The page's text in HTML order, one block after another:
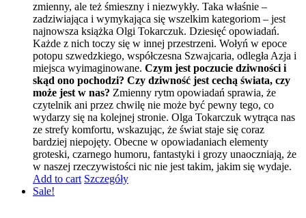
zmienny, ale też śmieszny i niezwykły. Taka właśnie –
zadziwiająca i wymykająca się wszelkim kategoriom – jest
najnowsza książka Olgi Tokarczuk. Dziesięć opowiadań.
Każde z nich toczy się w innej przestrzeni. Wołyń w epoce
potopu szwedzkiego, współczesna Szwajcaria, odległa Azja i
miejsca wyimaginowane. Czym jest poczucie dziwności i
skąd ono pochodzi? Czy dziwność jest cechą świata, czy
może jest w nas? Zmienny rytm opowiadań sprawia, że
czytelnik ani przez chwilę nie może być pewny tego, co
wydarzy się na kolejnej stronie. Olga Tokarczuk wytrąca nas
ze strefy komfortu, wskazując, że świat staje się coraz
bardziej niepojęty. Obecne w opowiadaniach elementy
groteski, czarnego humoru, fantastyki i grozy unaoczniają, że
w naszej rzeczywistości nic nie jest takim, jakim się wydaje.
Add to cart Szczegóły
Sale!